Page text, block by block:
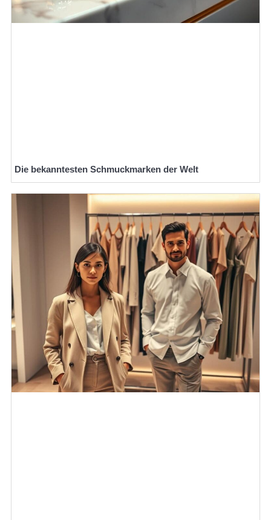
Die bekanntesten Schmuckmarken der Welt